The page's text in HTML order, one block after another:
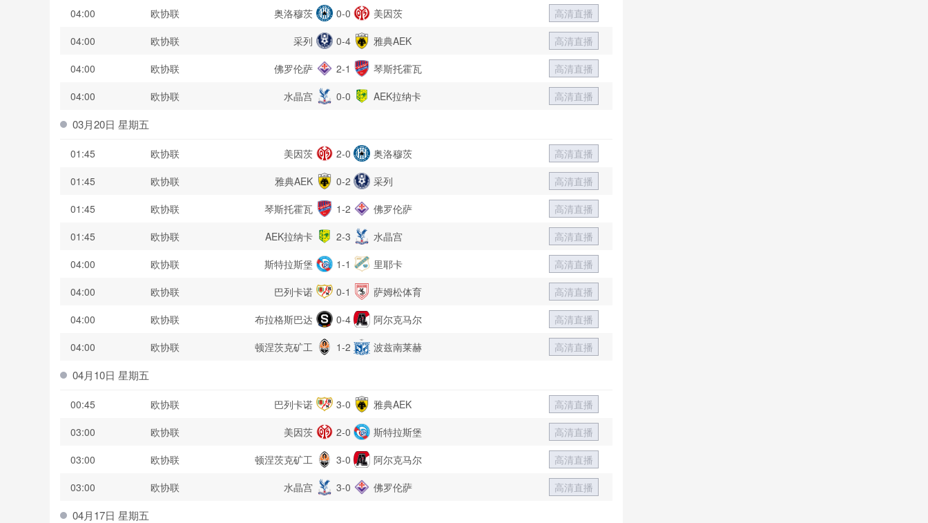
04:00
欧协联 奥洛穆茨 0-0 美因茨
高清直播
04:00
欧协联 采列 0-4 雅典AEK
高清直播
04:00
欧协联 佛罗伦萨 2-1 琴斯托霍瓦
高清直播
04:00
欧协联 水晶宫 0-0 AEK拉纳卡 高清直播
03月20日 星期五
01:45 欧协联 美因茨 2-0 奥洛穆茨
高清直播
01:45
欧协联 雅典AEK 0-2 采列
高清直播
01:45
欧协联 琴斯托霍瓦 1-2 佛罗伦萨
高清直播
01:45
欧协联 AEK拉纳卡 2-3 水晶宫
高清直播
04:00
欧协联 斯特拉斯堡 1-1 里耶卡
高清直播
04:00
欧协联 巴列卡诺 0-1 萨姆松体育
高清直播
04:00
欧协联 布拉格斯巴达 0-4 阿尔克马尔
高清直播
04:00
欧协联 顿涅茨克矿工 1-2 波兹南莱赫 高清直播
04月10日 星期五
00:45 欧协联 巴列卡诺 3-0 雅典AEK
高清直播
03:00
欧协联 美因茨 2-0 斯特拉斯堡
高清直播
03:00
欧协联 顿涅茨克矿工 3-0 阿尔克马尔
高清直播
03:00
欧协联 水晶宫 3-0 佛罗伦萨 高清直播
04月17日 星期五